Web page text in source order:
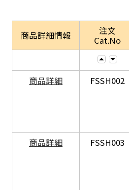
商品詳細情報
注文
Cat.No
商品詳細 FSSH002
商品詳細
FSSH003